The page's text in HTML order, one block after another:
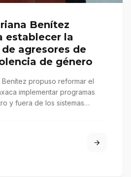
Benítez
establecer la
agresores de
de género
Benítez propuso reformar el
implementar programas
y fuera de los sistemas…